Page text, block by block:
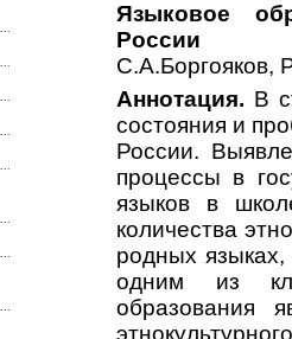
Языковое
России
С.А.Боргояков,
Аннотация. В
состояния и
России.
процессы в
языков в
количества
родных
одним из
образования